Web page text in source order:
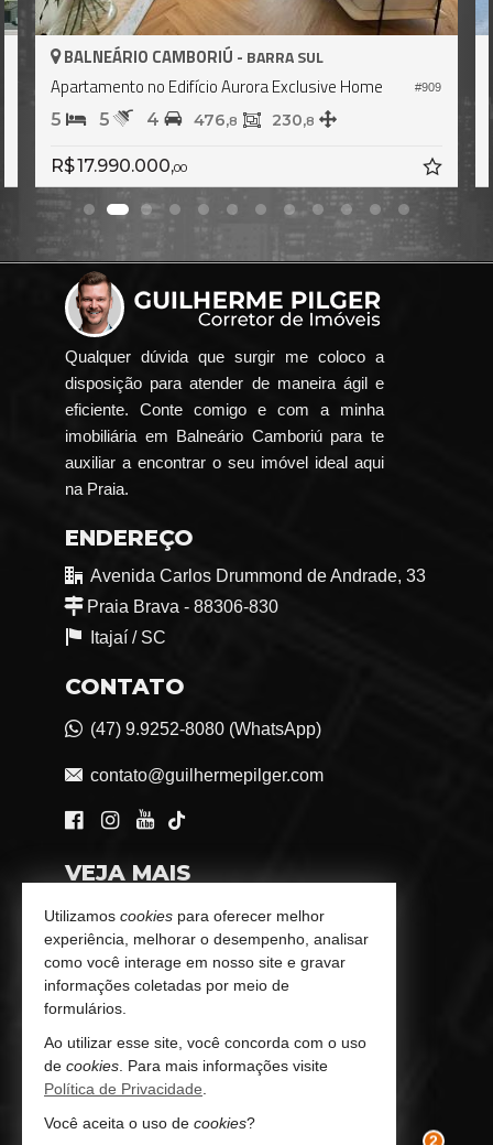
#909
BALNEÁRIO CAMBORIÚ - BARRA SUL
Apartamento no Edifício Aurora Exclusive Home
5 5 4 476,8 230,8
R$ 17.990.000,00
Qualquer dúvida que surgir me coloco a
disposição para atender de maneira ágil e
eficiente. Conte comigo e com a minha
imobiliária em Balneário Camboriú para te
auxiliar a encontrar o seu imóvel ideal aqui
na Praia.
ENDEREÇO
Avenida Carlos Drummond de Andrade, 33
Praia Brava - 88306-830
Itajaí / SC
CONTATO
(47) 9.9252-8080 (WhatsApp)
contato@guilhermepilger.com
VEJA MAIS
Consultoria Imobiliária Personalizada
trabalhe conosco
Indicadores Financeiros
Imóveis Favoritos
Mapa de Imóveis
Utilizamos cookies para oferecer melhor
experiência, melhorar o desempenho, analisar
como você interage em nosso site e gravar
informações coletadas por meio de
formulários.
Ao utilizar esse site, você concorda com o uso
de cookies . Para mais informações visite
Política de Privacidade
Você aceita o uso de cookies?